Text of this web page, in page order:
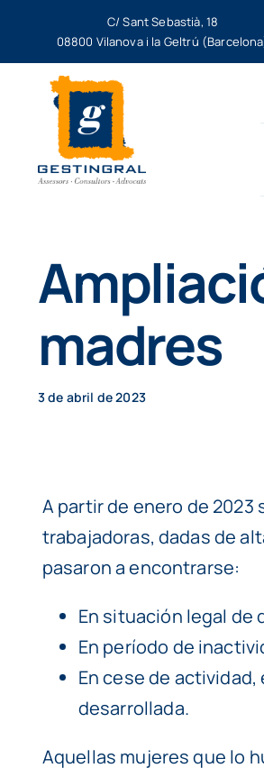
contenido
C/ Sant Sebastià, 18
08800 Vilanova i la Geltrú
madres
3 de abril de 2023
A partir de enero de
trabajadoras, dadas de
pasaron a encontrarse:
En situación legal de
En período de
En cese de
desarrollada.
Aquellas mujeres que lo